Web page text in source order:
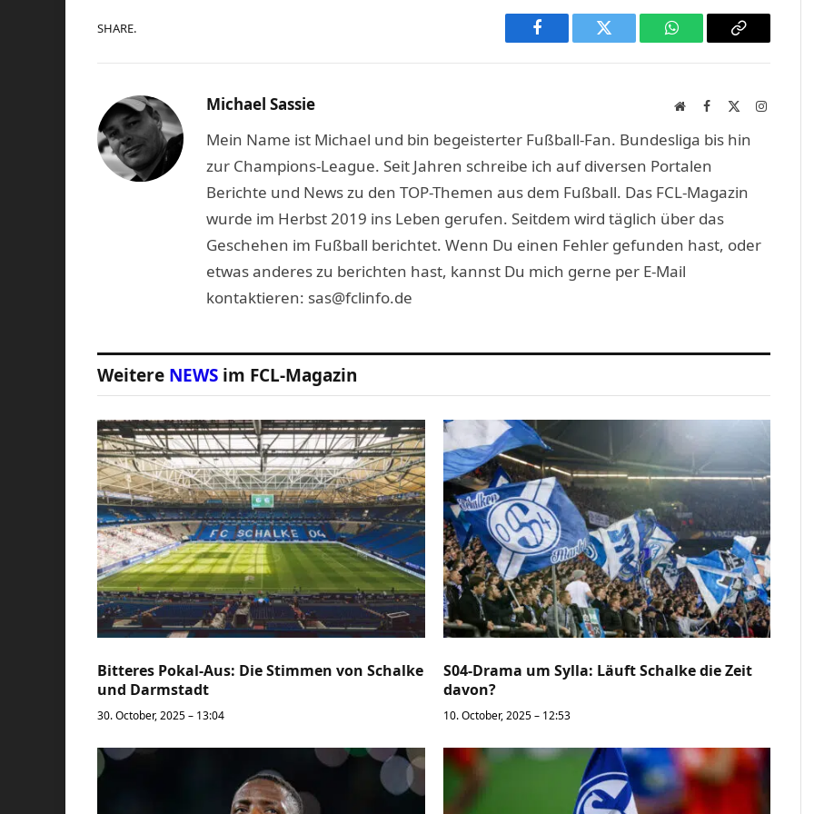
SHARE.
Facebook Twitter WhatsAppCopy
Michael Sassie WebsiteFacebook
Mein Name ist Michael und bin begeisterter Fußball-Fan. Bundesliga bis hin
zur Champions-League. Seit Jahren schreibe ich auf diversen Portalen
Berichte und News zu den TOP-Themen aus dem Fußball. Das FCL-Magazin
wurde im Herbst 2019 ins Leben gerufen. Seitdem wird täglich über das
Geschehen im Fußball berichtet. Wenn Du einen Fehler gefunden hast, oder
etwas anderes zu berichten hast, kannst Du mich gerne per E-Mail
kontaktieren: sas@fclinfo.de
Weitere NEWS im FCL-Magazin
Bitteres Pokal-Aus: Die Stimmen von Schalke
und Darmstadt
30. October, 2025 – 13:04
S04-Drama um Sylla: Läuft Schalke die Zeit
davon?
10. October, 2025 – 12:53